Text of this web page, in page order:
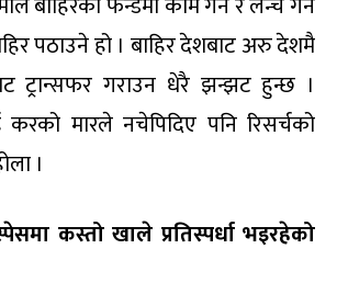
पठाउने हो । बाहिर देशबाट अरु देशमै
ट्रान्सफर गराउन धेरै झन्झट हुन्छ ।
करको मारले नचेपिदिए पनि रिसर्चको
।
कस्तो खाले प्रतिस्पर्धा भइरहेको